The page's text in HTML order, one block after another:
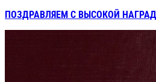
ПОЗДРАВЛЯЕМ С ВЫСОКОЙ